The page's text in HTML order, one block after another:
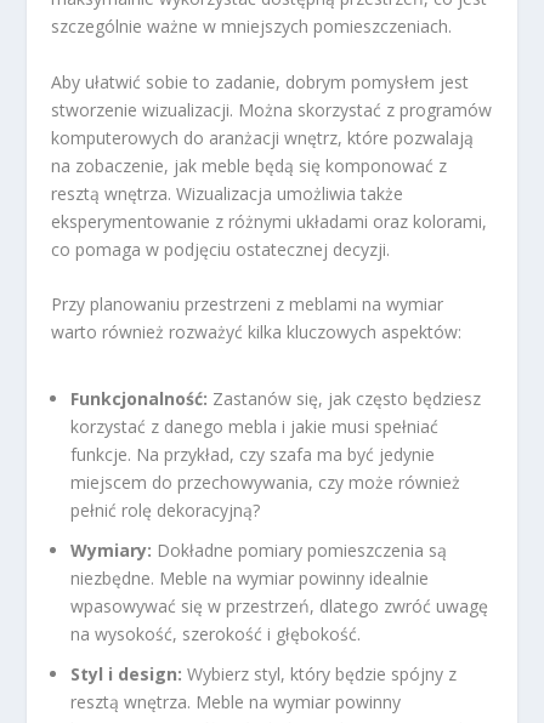
szczególnie ważne w mniejszych pomieszczeniach.
Aby ułatwić sobie to zadanie, dobrym pomysłem jest
stworzenie wizualizacji. Można skorzystać z programów
komputerowych do aranżacji wnętrz, które pozwalają
na zobaczenie, jak meble będą się komponować z
resztą wnętrza. Wizualizacja umożliwia także
eksperymentowanie z różnymi układami oraz kolorami,
co pomaga w podjęciu ostatecznej decyzji.
Przy planowaniu przestrzeni z meblami na wymiar
warto również rozważyć kilka kluczowych aspektów:
Funkcjonalność: Zastanów się, jak często będziesz
korzystać z danego mebla i jakie musi spełniać
funkcje. Na przykład, czy szafa ma być jedynie
miejscem do przechowywania, czy może również
pełnić rolę dekoracyjną?
Wymiary: Dokładne pomiary pomieszczenia są
niezbędne. Meble na wymiar powinny idealnie
wpasowywać się w przestrzeń, dlatego zwróć uwagę
na wysokość, szerokość i głębokość.
Styl i design: Wybierz styl, który będzie spójny z
resztą wnętrza. Meble na wymiar powinny